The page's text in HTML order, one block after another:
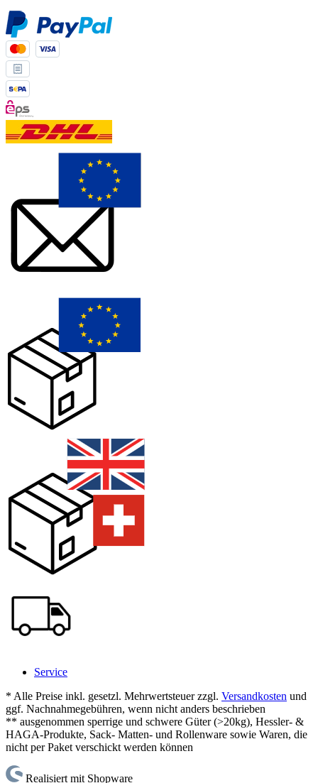
Service
* Alle Preise inkl. gesetzl. Mehrwertsteuer zzgl. Versandkosten und
ggf. Nachnahmegebühren, wenn nicht anders beschrieben
** ausgenommen sperrige und schwere Güter (>20kg), Hessler- &
HAGA-Produkte, Sack- Matten- und Rollenware sowie Waren, die
nicht per Paket verschickt werden können
Realisiert mit Shopware